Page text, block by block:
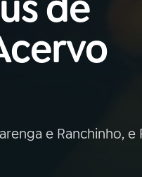
e Ranchinho, e